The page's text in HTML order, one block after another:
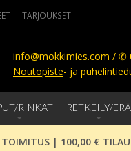
TARJOUKSET
info@mokkimies.com / ✆
Noutopiste- ja
RINKAT RETKEILY/ERÄ
| 100,00 €